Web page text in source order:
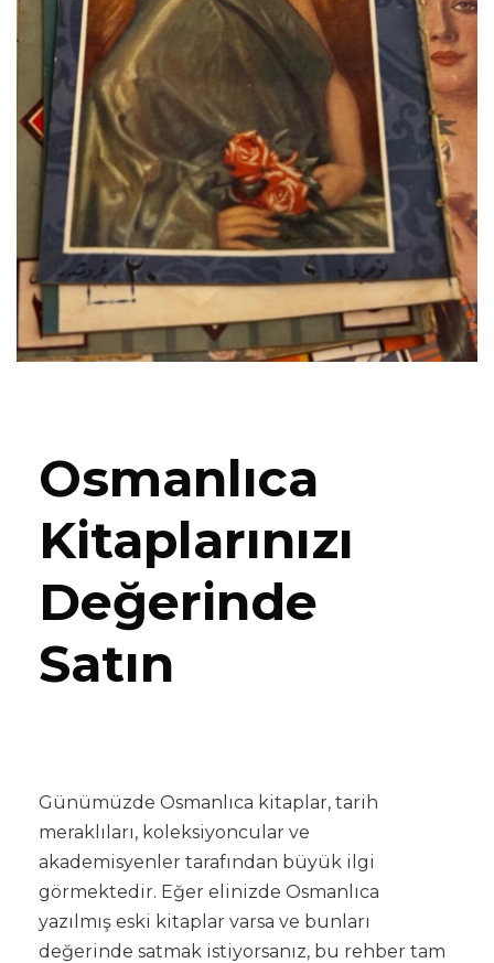
Osmanlıca
Kitaplarınızı
Değerinde
Satın
Günümüzde Osmanlıca kitaplar, tarih
meraklıları, koleksiyoncular ve
akademisyenler tarafından büyük ilgi
görmektedir. Eğer elinizde Osmanlıca
yazılmış eski kitaplar varsa ve bunları
değerinde satmak istiyorsanız, bu rehber tam